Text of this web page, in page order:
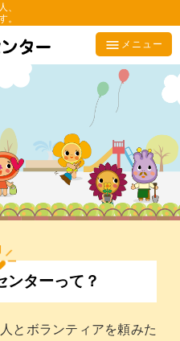
、
。
メニュー
ンターって？
とボランティアを頼みた